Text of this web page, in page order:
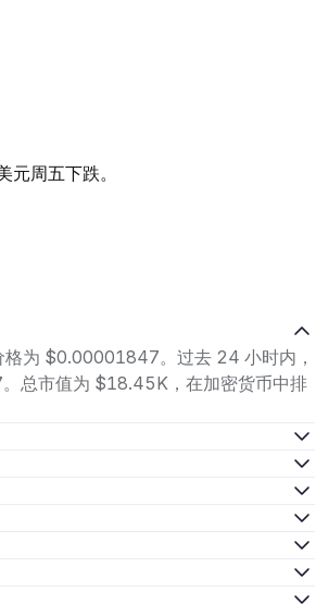
周五下跌。
为 $0.00001847。过去 24 小时内，
总市值为 $18.45K，在加密货币中排